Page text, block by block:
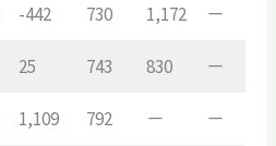
-442 730 1,172 －
25 743 830 －
1,109 792 － －